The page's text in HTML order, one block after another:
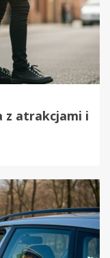
z atrakcjami i